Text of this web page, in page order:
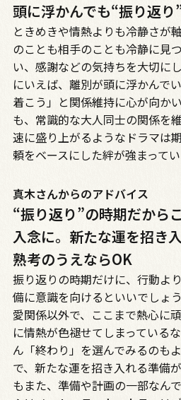
頭に浮かんでも“振り返
ときめきや情熱よりも冷静さが
のことも相手のことも冷静に見
い、感謝などの気持ちを大切に
にいえば、離別が頭に浮かんで
着こう」と関係維持に心が向か
も、常識的な大人同士の関係を
速に盛り上がるようなドラマは
頼をベースにした絆が強まってい
真木さんからのアドバイス
“振り返り”の時期だから
入念に。新たな運を招き
熟考のうえならOK
振り返りの時期だけに、行動よ
備に意識を向けるといいでしょ
愛関係以外で、ここまで熱心に
に情熱が色褪せてしまっている
ん「終わり」を選んでみるのも
で、新たな運を招き入れる準備
もまた、準備や計画の一部なんで